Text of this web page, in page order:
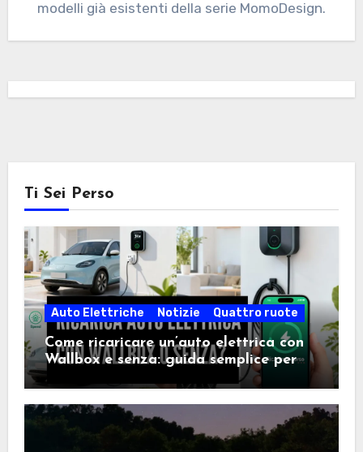
modelli già esistenti della serie MomoDesign.
Ti Sei Perso
Auto Elettriche Notizie Quattro ruote
Come ricaricare un’auto elettrica con
Wallbox e senza: guida semplice per
scegliere la soluzione giusta